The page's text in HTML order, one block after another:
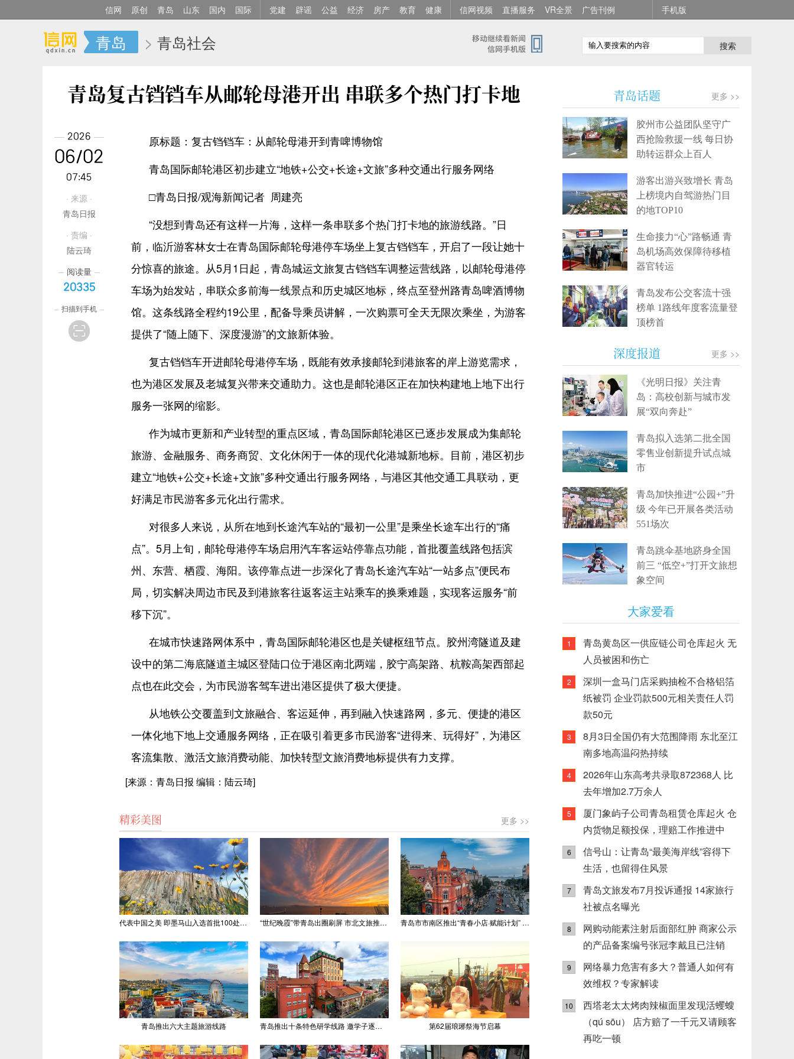
信网 原创 青岛 山东 国内 国际 党建 辟谣 公益 经济 房产 教育 健康 信网视频 直播服务 VR全景 广告刊例 手机版
青岛 > 青岛社会 搜索
青岛复古铛铛车从邮轮母港开出 串联多个热门打卡地
原标题：复古铛铛车：从邮轮母港开到青啤博物馆
青岛国际邮轮港区初步建立“地铁+公交+长途+文旅”多种交通出行服务网络
□青岛日报/观海新闻记者 周建亮
“没想到青岛还有这样一片海，这样一条串联多个热门打卡地的旅游线路。”日
前，临沂游客林女士在青岛国际邮轮母港停车场坐上复古铛铛车，开启了一段让她十
分惊喜的旅途。从5月1日起，青岛城运文旅复古铛铛车调整运营线路，以邮轮母港停
车场为始发站，串联众多前海一线景点和历史城区地标，终点至登州路青岛啤酒博物
馆。这条线路全程约19公里，配备导乘员讲解，一次购票可全天无限次乘坐，为游客
提供了“随上随下、深度漫游”的文旅新体验。
复古铛铛车开进邮轮母港停车场，既能有效承接邮轮到港旅客的岸上游览需求，
也为港区发展及老城复兴带来交通助力。这也是邮轮港区正在加快构建地上地下出行
服务一张网的缩影。
作为城市更新和产业转型的重点区域，青岛国际邮轮港区已逐步发展成为集邮轮
旅游、金融服务、商务商贸、文化休闲于一体的现代化港城新地标。目前，港区初步
建立“地铁+公交+长途+文旅”多种交通出行服务网络，与港区其他交通工具联动，更
好满足市民游客多元化出行需求。
对很多人来说，从所在地到长途汽车站的“最初一公里”是乘坐长途车出行的“痛
点”。5月上旬，邮轮母港停车场启用汽车客运站停靠点功能，首批覆盖线路包括滨
州、东营、栖霞、海阳。该停靠点进一步深化了青岛长途汽车站“一站多点”便民布
局，切实解决周边市民及到港旅客往返客运主站乘车的换乘难题，实现客运服务“前
移下沉”。
在城市快速路网体系中，青岛国际邮轮港区也是关键枢纽节点。胶州湾隧道及建
设中的第二海底隧道主城区登陆口位于港区南北两端，胶宁高架路、杭鞍高架西部起
点也在此交会，为市民游客驾车进出港区提供了极大便捷。
从地铁公交覆盖到文旅融合、客运延伸，再到融入快速路网，多元、便捷的港区
一体化地下地上交通服务网络，正在吸引着更多市民游客“进得来、玩得好”，为港区
客流集散、激活文旅消费动能、加快转型文旅消费地标提供有力支撑。
[来源：青岛日报 编辑：陆云琦]
精彩美图 更多 >>
代表中国之美 即墨马山入选首批100处“美丽中国打卡点” “世纪晚霞”带青岛出圈刷屏 市北文旅推出精品线路 青岛市市南区推出“青春小店·赋能计划” 聚满青岛温情
青岛推出六大主题旅游线路 青岛推出十条特色研学线路 邀学子逐梦深蓝探知山海 第62届琅琊祭海节启幕
2026
06/02
07:45
· 来源 ·
青岛日报
· 责编 ·
陆云琦
阅读量
20335
扫描到手机
青岛话题 更多 >>
胶州市公益团队坚守广
西抢险救援一线 每日协
助转运群众上百人
游客出游兴致增长 青岛
上榜境内自驾游热门目
的地TOP10
生命接力“心”路畅通 青
岛机场高效保障待移植
器官转运
青岛发布公交客流十强
榜单 1路线年度客流量登
顶榜首
深度报道 更多 >>
《光明日报》关注青
岛：高校创新与城市发
展“双向奔赴”
青岛拟入选第二批全国
零售业创新提升试点城
市
青岛加快推进“公园+”升
级 今年已开展各类活动
551场次
青岛跳伞基地跻身全国
前三 “低空+”打开文旅想
象空间
大家爱看
1
青岛黄岛区一供应链公司仓库起火 无
人员被困和伤亡
2
深圳一盒马门店采购抽检不合格铝箔
纸被罚 企业罚款500元相关责任人罚
款50元
3
8月3日全国仍有大范围降雨 东北至江
南多地高温闷热持续
4
2026年山东高考共录取872368人 比
去年增加2.7万余人
5
厦门象屿子公司青岛租赁仓库起火 仓
内货物足额投保，理赔工作推进中
6
信号山：让青岛“最美海岸线”容得下
生活，也留得住风景
7
青岛文旅发布7月投诉通报 14家旅行
社被点名曝光
8
网购动能素注射后面部红肿 商家公示
的产品备案编号张冠李戴且已注销
9
网络暴力危害有多大？普通人如何有
效维权？专家解读
10
西塔老太太烤肉辣椒面里发现活蠼螋
（qú sōu） 店方赔了一千元又请顾客
再吃一顿